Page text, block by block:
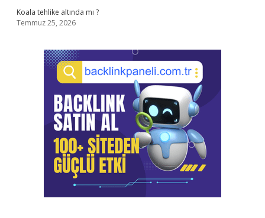
Koala tehlike altında mı ?
Temmuz 25, 2026